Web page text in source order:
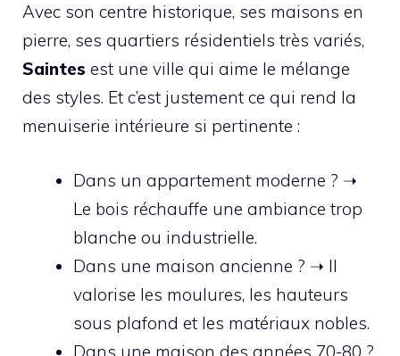
Avec son centre historique, ses maisons en
pierre, ses quartiers résidentiels très variés,
Saintes est une ville qui aime le mélange
des styles. Et c’est justement ce qui rend la
menuiserie intérieure si pertinente :
Dans un appartement moderne ? ➝
Le bois réchauffe une ambiance trop
blanche ou industrielle.
Dans une maison ancienne ? ➝ Il
valorise les moulures, les hauteurs
sous plafond et les matériaux nobles.
Dans une maison des années 70-80 ?